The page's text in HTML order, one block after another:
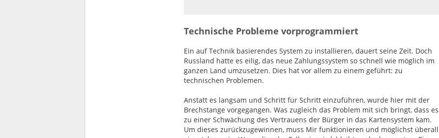
Technische Probleme vorprogrammiert
Ein auf Technik basierendes System zu installieren, dauert seine Zeit. Doch
Russland hatte es eilig, das neue Zahlungssystem so schnell wie möglich im
ganzen Land umzusetzen. Dies hat vor allem zu einem geführt: zu
technischen Problemen.
Anstatt es langsam und Schritt für Schritt einzuführen, wurde hier mit der
Brechstange vorgegangen. Was zugleich das Problem mit sich bringt, dass es
zu einer Schwächung des Vertrauens der Bürger in das Kartensystem kam.
Um dieses zurückzugewinnen, muss Mir funktionieren und möglichst überall